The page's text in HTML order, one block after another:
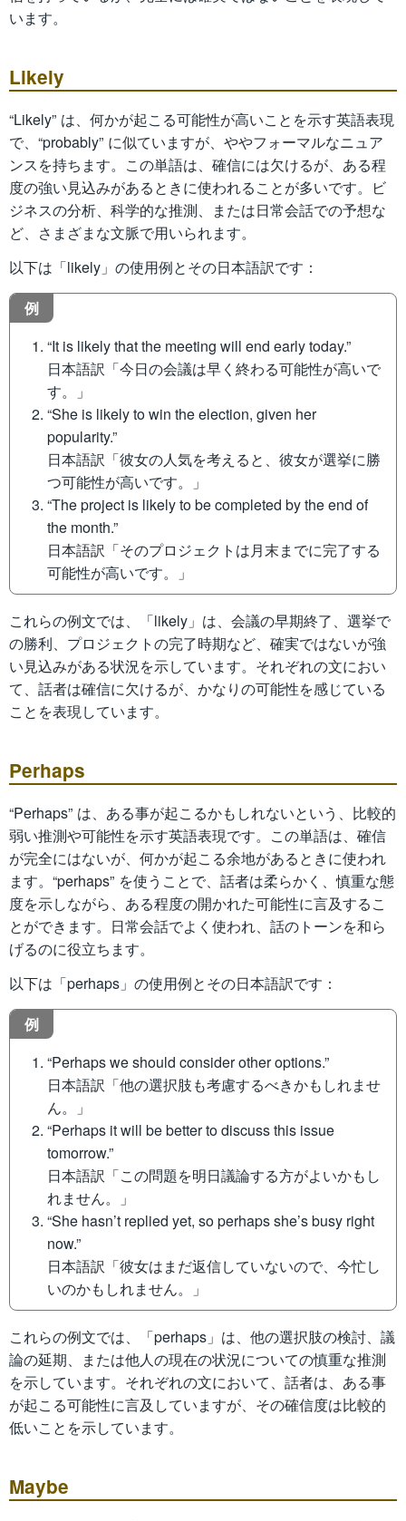
います。
Likely
“Likely” は、何かが起こる可能性が高いことを示す英語表現
で、“probably” に似ていますが、ややフォーマルなニュア
ンスを持ちます。この単語は、確信には欠けるが、ある程
度の強い見込みがあるときに使われることが多いです。ビ
ジネスの分析、科学的な推測、または日常会話での予想な
ど、さまざまな文脈で用いられます。
以下は「likely」の使用例とその日本語訳です：
例
“It is likely that the meeting will end early today.”
日本語訳「今日の会議は早く終わる可能性が高いで
す。」
“She is likely to win the election, given her
popularity.”
日本語訳「彼女の人気を考えると、彼女が選挙に勝
つ可能性が高いです。」
“The project is likely to be completed by the end of
the month.”
日本語訳「そのプロジェクトは月末までに完了する
可能性が高いです。」
これらの例文では、「likely」は、会議の早期終了、選挙で
の勝利、プロジェクトの完了時期など、確実ではないが強
い見込みがある状況を示しています。それぞれの文におい
て、話者は確信に欠けるが、かなりの可能性を感じている
ことを表現しています。
Perhaps
“Perhaps” は、ある事が起こるかもしれないという、比較的
弱い推測や可能性を示す英語表現です。この単語は、確信
が完全にはないが、何かが起こる余地があるときに使われ
ます。“perhaps” を使うことで、話者は柔らかく、慎重な態
度を示しながら、ある程度の開かれた可能性に言及するこ
とができます。日常会話でよく使われ、話のトーンを和ら
げるのに役立ちます。
以下は「perhaps」の使用例とその日本語訳です：
例
“Perhaps we should consider other options.”
日本語訳「他の選択肢も考慮するべきかもしれませ
ん。」
“Perhaps it will be better to discuss this issue
tomorrow.”
日本語訳「この問題を明日議論する方がよいかもし
れません。」
“She hasn’t replied yet, so perhaps she’s busy right
now.”
日本語訳「彼女はまだ返信していないので、今忙し
いのかもしれません。」
これらの例文では、「perhaps」は、他の選択肢の検討、議
論の延期、または他人の現在の状況についての慎重な推測
を示しています。それぞれの文において、話者は、ある事
が起こる可能性に言及していますが、その確信度は比較的
低いことを示しています。
Maybe